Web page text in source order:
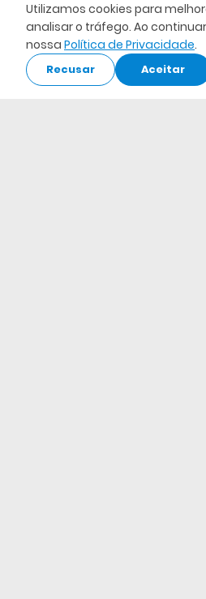
Utilizamos cookies para
analisar o tráfego. Ao
nossa Política de Privacidade.
Recusar Aceitar